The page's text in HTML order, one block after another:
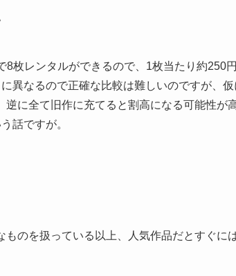
枚レンタルができるので、1枚当たり約250
異なるので正確な比較は難しいのですが、
逆に全て旧作に充てると割高になる可能性が
話ですが。
のを扱っている以上、人気作品だとすぐに